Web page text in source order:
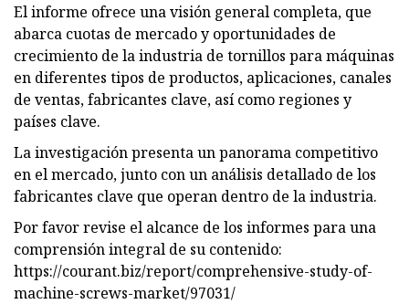
El informe ofrece una visión general completa, que
abarca cuotas de mercado y oportunidades de
crecimiento de la industria de tornillos para máquinas
en diferentes tipos de productos, aplicaciones, canales
de ventas, fabricantes clave, así como regiones y
países clave.
La investigación presenta un panorama competitivo
en el mercado, junto con un análisis detallado de los
fabricantes clave que operan dentro de la industria.
Por favor revise el alcance de los informes para una
comprensión integral de su contenido:
https://courant.biz/report/comprehensive-study-of-
machine-screws-market/97031/